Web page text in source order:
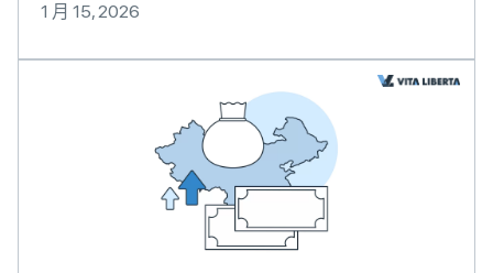
1 月 15, 2026